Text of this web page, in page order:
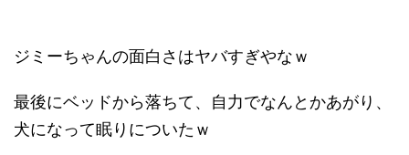
ジミーちゃんの面白さはヤバすぎやなｗ
最後にベッドから落ちて、自力でなんとかあがり、
犬になって眠りについたｗ